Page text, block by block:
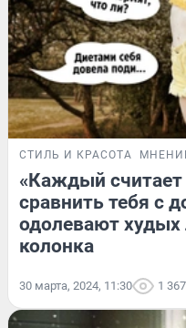
СТИЛЬ И КРАСОТА
«Каждый
сравнить тебя с
одолевают
колонка
30 марта, 2024, 11:30 1 367